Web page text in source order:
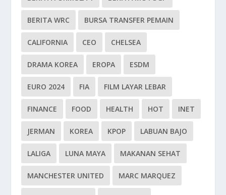
BERITA WRC BURSA TRANSFER PEMAIN
CALIFORNIA CEO CHELSEA
DRAMA KOREA EROPA ESDM
EURO 2024 FIA FILM LAYAR LEBAR
FINANCE FOOD HEALTH HOT INET
JERMAN KOREA KPOP LABUAN BAJO
LALIGA LUNA MAYA MAKANAN SEHAT
MANCHESTER UNITED MARC MARQUEZ